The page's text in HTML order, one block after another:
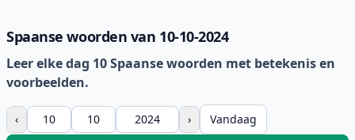
Spaanse woorden van 10-10-2024
Leer elke dag 10 Spaanse woorden met betekenis en
voorbeelden.
‹ ›
Vandaag